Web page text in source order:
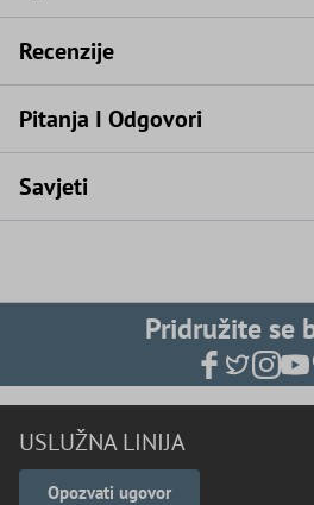
Recenzije
Pitanja I Odgovori
Savjeti
Pridružite se
USLUŽNA LINIJA
Opozvati ugovor